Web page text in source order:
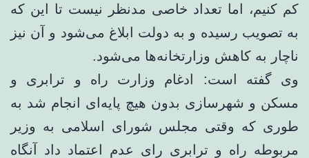
کم کنیم، اما تعداد خاصی مدنظر نیست تا این که
به تصویب رسیده و به دولت ابلاغ می‌شود و آن نیز
ناچار به کاهش وزارتخانه‌ها می‌شود.
وی گفته است: ادغام وزارت راه و ترابری و
مسکن و شهرسازی بدون هیچ پایه‌ای انجام شد به
طوری که وقتی مجلس شورای اسلامی به وزیر
مربوطه راه و ترابری رای عدم اعتماد داد آنگاه